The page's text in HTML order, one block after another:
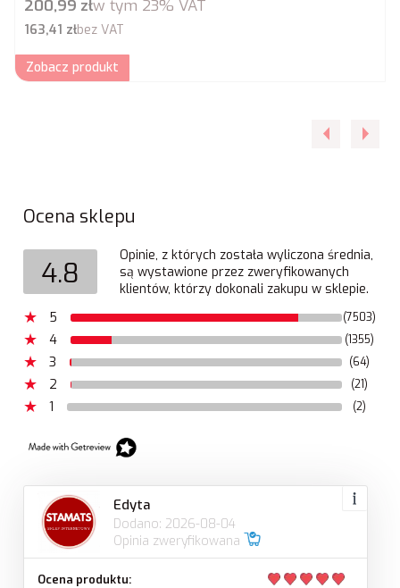
Cena brutto
200,99 złw tym 23% VAT
Cena netto
163,41 złbez VAT
Zobacz produkt
Ocena sklepu
4.8
Opinie, z których została wyliczona średnia,
są wystawione przez zweryfikowanych
klientów, którzy dokonali zakupu w sklepie.
5
(7503)
4 (1355)
3 (64)
2 (21)
1 (2)
Edyta
Dodano: 2026-08-04
Opinia zweryfikowana
Ocena produktu: